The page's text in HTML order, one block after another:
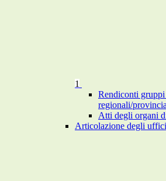
1
Rendiconti
regionali/
Atti degli organi
Articolazione degli uffici